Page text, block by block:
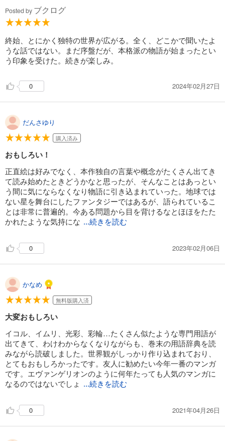
715円 (税込)
試し読み
あらすじを表示する
カート
イムリ 18巻
完結
試し読み
あらすじを表示する
イムリ 19巻
737 円 (税込)
あらすじを表示する
737円 (税込)
完結
試し読み
あらすじを表示する
イムリ 21
759円 (税込)
完結
カート
イムリ 22【電子特典つき】
Posted by ブクログ
終始、とにかく独特の世界が広がる。全く、どこかで聞いたよ
うな話ではない。まだ序盤だが、本格派の物語が始まったとい
う印象を受けた。続きが楽しみ。
0 2024年02月27日
だんさゆり
購入済み
おもしろい！
正直絵は好みでなく、本作独自の言葉や概念がたくさん出てき
て読み始めたときどうかなと思ったが、そんなことはあっとい
う間に気にならなくなり物語に引き込まれていった。地球では
ない星を舞台にしたファンタジーではあるが、語られているこ
とは非常に普遍的。今ある問題から目を背けるなとほほをたた
かれたような気持にな ...続きを読む
0 2023年02月06日
かなめ
無料版購入済
大変おもしろい
イコル、イムリ、光彩、彩輪…たくさん似たような専門用語が
出てきて、わけわからなくなりながらも、巻末の用語辞典を読
みながら読破しました。世界観がしっかり作り込まれており、
とてもおもしろかったです。友人に勧めたい今年一番のマンガ
です。エヴァンゲリオンのように何年たっても人気のマンガに
なるのではないでしょ
...続きを読む
0 2021年04月26日